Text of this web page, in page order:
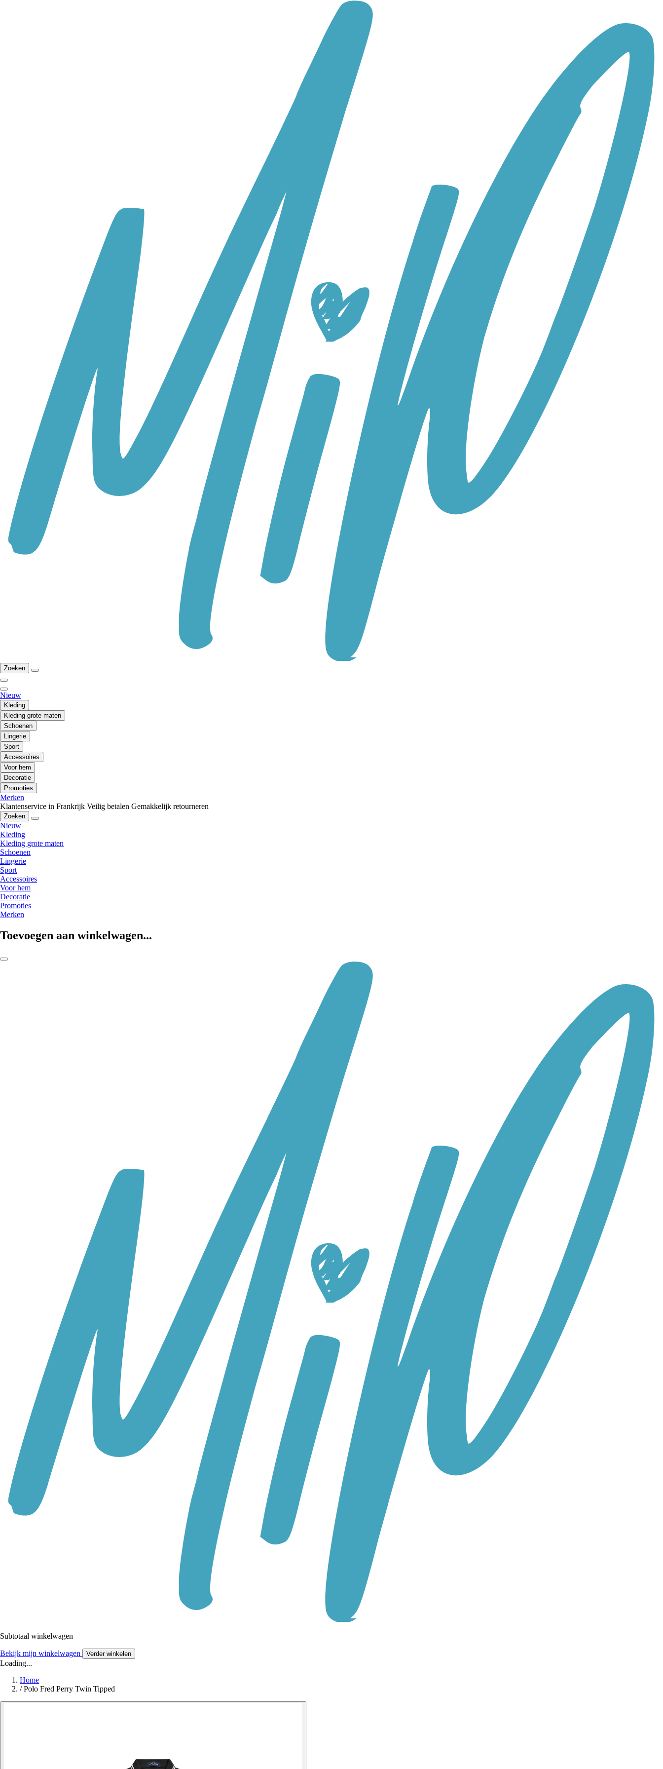
Zoeken
Nieuw
Kleding
Kleding grote maten
Schoenen
Lingerie
Sport
Accessoires
Voor hem
Decoratie
Promoties
Merken
Klantenservice in Frankrijk Veilig betalen Gemakkelijk retourneren
Zoeken
Nieuw
Kleding
Kleding grote maten
Schoenen
Lingerie
Sport
Accessoires
Voor hem
Decoratie
Promoties
Merken
Toevoegen aan winkelwagen...
Subtotaal winkelwagen
Bekijk mijn winkelwagen Verder winkelen
Loading...
Home
/ Polo Fred Perry Twin Tipped